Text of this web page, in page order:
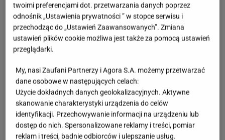
twoimi preferencjami dot. przetwarzania danych poprzez
odnośnik „Ustawienia prywatności ” w stopce serwisu i
przechodząc do „Ustawień Zaawansowanych”. Zmiana
ustawień plików cookie możliwa jest także za pomocą ustawień
przeglądarki.
My, nasi Zaufani Partnerzy i Agora S.A. możemy przetwarzać
dane osobowe w następujących celach:
Użycie dokładnych danych geolokalizacyjnych. Aktywne
skanowanie charakterystyki urządzenia do celów
identyfikacji. Przechowywanie informacji na urządzeniu lub
dostęp do nich. Spersonalizowane reklamy i treści, pomiar
reklam i treści, badnie odbiorców i ulepszanie usług.